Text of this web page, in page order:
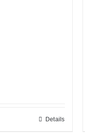
Details